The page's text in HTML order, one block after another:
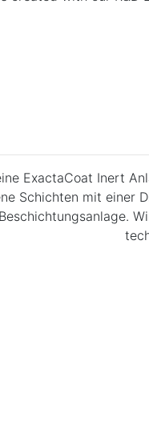
ExactaCoat Inert
Schichten mit einer